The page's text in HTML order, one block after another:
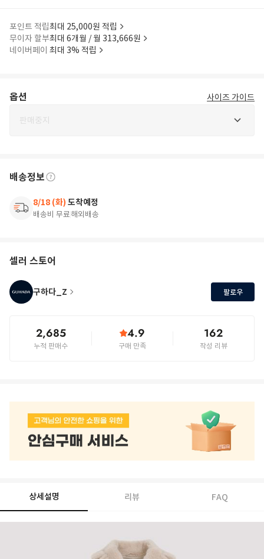
포인트 적립최대 25,000원 적립
무이자 할부최대 6개월 / 월 313,666원
네이버페이 최대 3% 적립
옵션 사이즈 가이드
판매중지
배송정보
8/18 (화) 도착예정
배송비 무료해외배송
셀러 스토어
구하다_Z 팔로우
2,685
누적 판매수
4.9
구매 만족
162
작성 리뷰
상세설명 리뷰 FAQ